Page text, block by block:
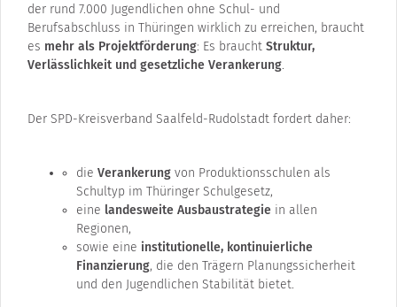
der rund 7.000 Jugendlichen ohne Schul- und
Berufsabschluss in Thüringen wirklich zu erreichen, braucht
es mehr als Projektförderung: Es braucht Struktur,
Verlässlichkeit und gesetzliche Verankerung.
Der SPD-Kreisverband Saalfeld-Rudolstadt fordert daher:
die Verankerung von Produktionsschulen als
Schultyp im Thüringer Schulgesetz,
eine landesweite Ausbaustrategie in allen
Regionen,
sowie eine institutionelle, kontinuierliche
Finanzierung, die den Trägern Planungssicherheit
und den Jugendlichen Stabilität bietet.